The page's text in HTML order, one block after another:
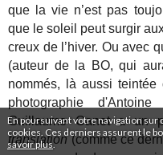
En poursuivant votre navigation
cookies. Ces derniers assurent le
savoir plus.
que la vie n’est pas
que le soleil peut surgir
creux de l’hiver. Ou avec
(auteur de la BO, qui
nommés, là aussi
photographie d'Antoine
Guillaume Canet a
translation(comme ce